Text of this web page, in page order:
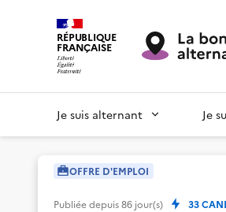
RÉPUBLIQUE
FRANÇAISE
Je suis alternant Je
OFFRE D'EMPLOI
Publiée depuis86 jour(s) 33